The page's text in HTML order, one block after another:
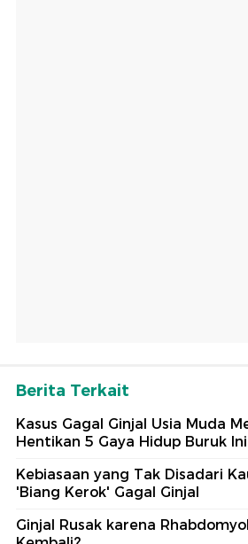
Berita Terkait
Kasus Gagal Ginjal Usia Muda
Hentikan 5 Gaya Hidup Buruk Ini
Kebiasaan yang Tak Disadari
'Biang Kerok' Gagal Ginjal
Ginjal Rusak karena